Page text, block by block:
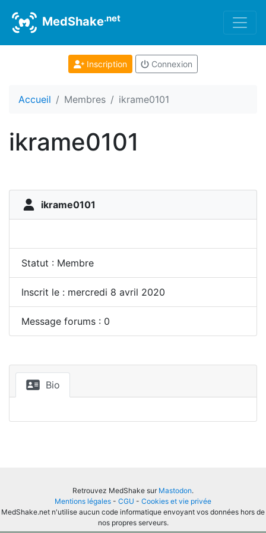
MedShake.net
Inscription Connexion
Accueil Membres ikrame0101
ikrame0101
ikrame0101
Statut : Membre
Inscrit le : mercredi 8 avril 2020
Message forums : 0
Bio
Retrouvez MedShake sur Mastodon.
Mentions légales - CGU - Cookies et vie privée
MedShake.net n'utilise aucun code informatique envoyant vos données hors de
nos propres serveurs.